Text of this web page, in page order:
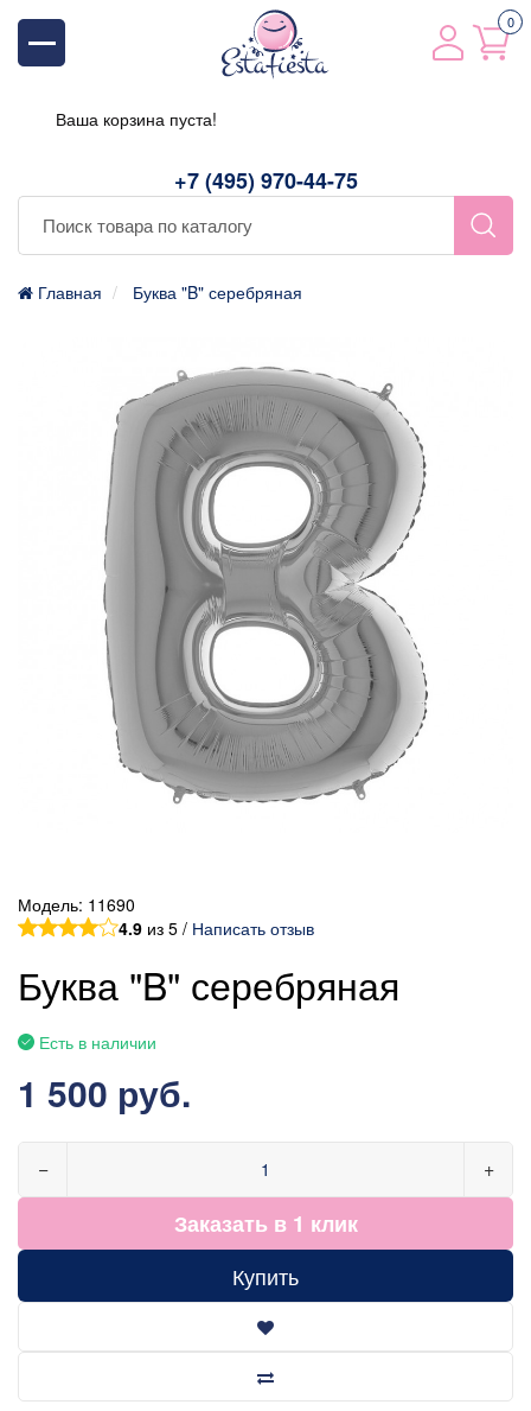
+7 (495) 970-44-75
0
Ваша корзина пуста!
Главная Буква "B" серебряная
Модель: 11690
4.9 из 5 / Написать отзыв
Буква "B" серебряная
Есть в наличии
1 500 руб.
− +
Заказать в 1 клик
Купить